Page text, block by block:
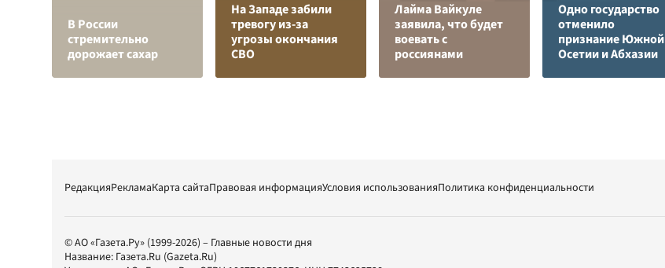
В России
стремительно
дорожает сахар
На Западе забили
тревогу из-за
угрозы окончания
СВО
Лайма Вайкуле
заявила, что будет
воевать с
россиянами
Одно государство
отменило
признание Южной
Осетии и Абхазии
РедакцияРекламаКарта сайтаПравовая информацияУсловия использованияПолитика конфиденциальности
© АО «Газета.Ру» (1999-2026) – Главные новости дня
Название: Газета.Ru (Gazeta.Ru)